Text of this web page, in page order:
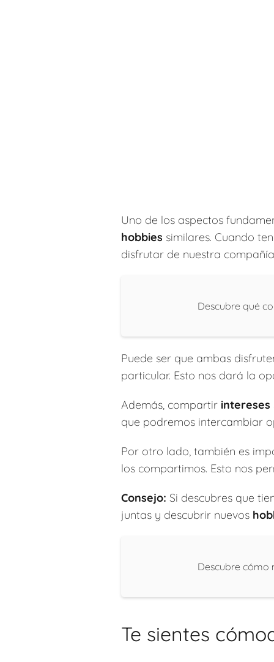
Uno de los aspectos
hobbies similares. Cuando
disfrutar de nuestra
Descubre qué
Puede ser que ambas
particular. Esto nos dará la
Además, compartir intereses
que podremos intercambiar
Por otro lado, también es
los compartimos. Esto nos
Consejo: Si descubres que
juntas y descubrir nuevos
Descubre cómo
Te sientes